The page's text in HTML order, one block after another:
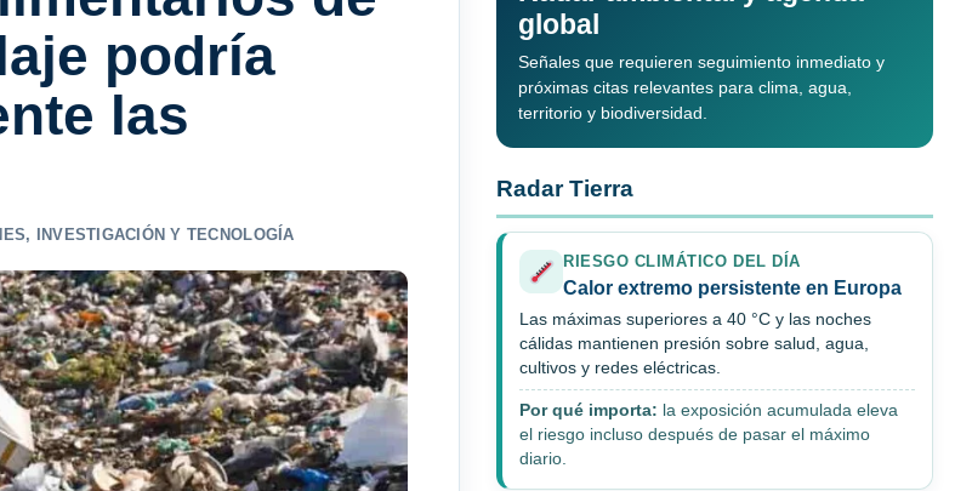
podría
las
, INVESTIGACIÓN Y TECNOLOGÍA
global
Señales que requieren seguimiento inmediato y
próximas citas relevantes para clima, agua,
territorio y biodiversidad.
Radar Tierra
RIESGO CLIMÁTICO DEL DÍA
Calor extremo persistente en Europa
Las máximas superiores a 40 °C y las noches
cálidas mantienen presión sobre salud, agua,
cultivos y redes eléctricas.
Por qué importa: la exposición acumulada eleva
el riesgo incluso después de pasar el máximo
diario.